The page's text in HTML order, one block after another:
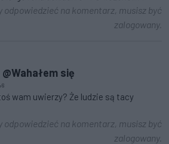
odpowiedzieć na komentarz, musisz być
zalogowany.
się
wam uwierzy? Że ludzie są tacy
odpowiedzieć na komentarz, musisz być
zalogowany.